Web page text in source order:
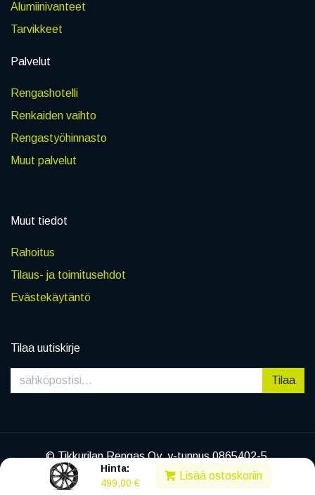
Hinta:
499,00 €
Lisää ostoskoriin
Alumiinivanteet
Tarvikkeet
Palvelut
Rengashotelli
Renkaiden vaihto
Rengastyöhinnasto
Muut palvelut
Muut tiedot
Rahoitus
Tilaus- ja toimitusehdot
Evästekäytäntö
Tilaa uutiskirje
Tilaa
© Tikkurilan Rengas Oy, y-tunnus 0865402-5
|Tietosuojaseloste